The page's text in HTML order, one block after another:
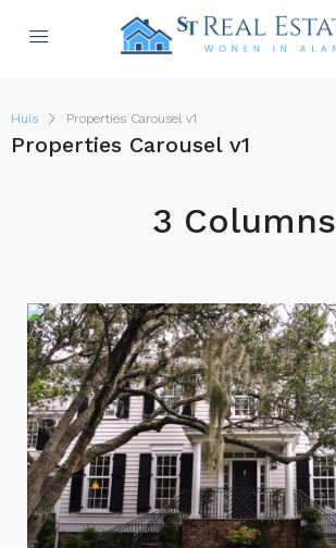
Huis Properties Carousel v1
Properties Carousel v1
3 Columns